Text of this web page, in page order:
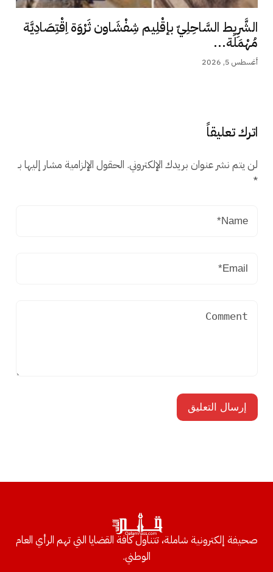
الشَّرِيط السَّاحِلِيّ بإقْلِيم شِفْشَاون ثَرْوَة اِقْتِصَادِيَّة
مُهْمَلَة...
أغسطس 5, 2026
اترك تعليقاً
لن يتم نشر عنوان بريدك الإلكتروني. الحقول الإلزامية مشار إليها بـ
*
صحيفة إلكترونية شاملة، تتناول كافة القضايا التي تهم الرأي العام
الوطني.